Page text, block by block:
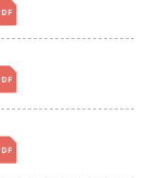
[檔案下載]網路登
[檔案下載]教育部
[檔案下載]大陸地